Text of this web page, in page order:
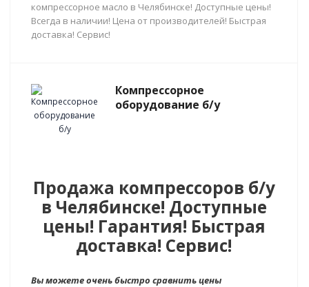
компрессорное масло в Челябинске! Доступные цены!
Всегда в наличии! Цена от производителей! Быстрая
доставка! Сервис!
Компрессорное
оборудование б/у
Продажа компрессоров б/у
в Челябинске! Доступные
цены! Гарантия! Быстрая
доставка! Сервис!
Вы можете очень быстро сравнить цены